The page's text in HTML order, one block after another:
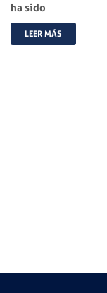
ha sido
LEER MÁS